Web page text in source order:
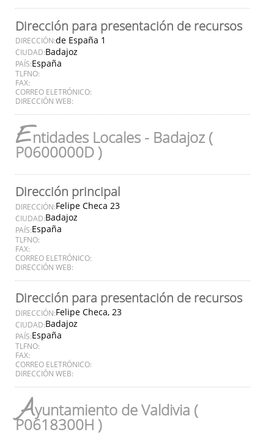
Dirección para presentación de recursos
DIRECCIÓN:de España 1
CIUDAD:Badajoz
PAÍS:España
TLFNO:
FAX:
CORREO ELETRÓNICO:
DIRECCIÓN WEB:
Entidades Locales - Badajoz (
P0600000D )
Dirección principal
DIRECCIÓN:Felipe Checa 23
CIUDAD:Badajoz
PAÍS:España
TLFNO:
FAX:
CORREO ELETRÓNICO:
DIRECCIÓN WEB:
Dirección para presentación de recursos
DIRECCIÓN:Felipe Checa, 23
CIUDAD:Badajoz
PAÍS:España
TLFNO:
FAX:
CORREO ELETRÓNICO:
DIRECCIÓN WEB:
Ayuntamiento de Valdivia (
P0618300H )